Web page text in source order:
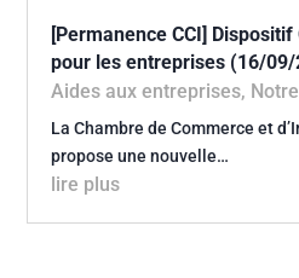
[Permanence CCI]
pour les entreprises (16/09/
Aides aux entreprises,
La Chambre de Commerce et
propose une nouvelle…
lire plus